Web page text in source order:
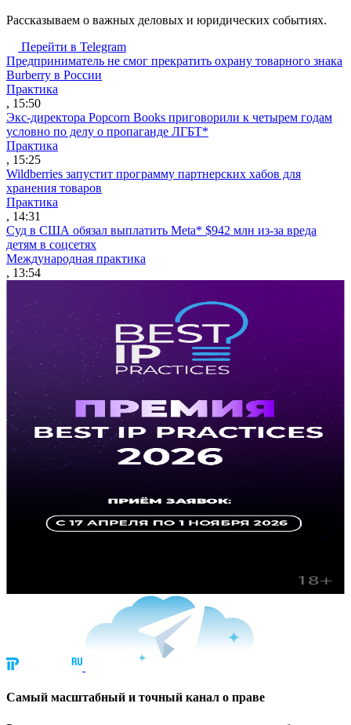
Рассказываем о важных деловых и юридических событиях.
Перейти в Telegram
Предприниматель не смог прекратить охрану товарного знака
Burberry в России
Практика
, 15:50
Экс-директора Popcorn Books приговорили к четырем годам
условно по делу о пропаганде ЛГБТ*
Практика
, 15:25
Wildberries запустит программу партнерских хабов для
хранения товаров
Практика
, 14:31
Суд в США обязал выплатить Meta* $942 млн из-за вреда
детям в соцсетях
Международная практика
, 13:54
Cамый масштабный и точный канал о праве